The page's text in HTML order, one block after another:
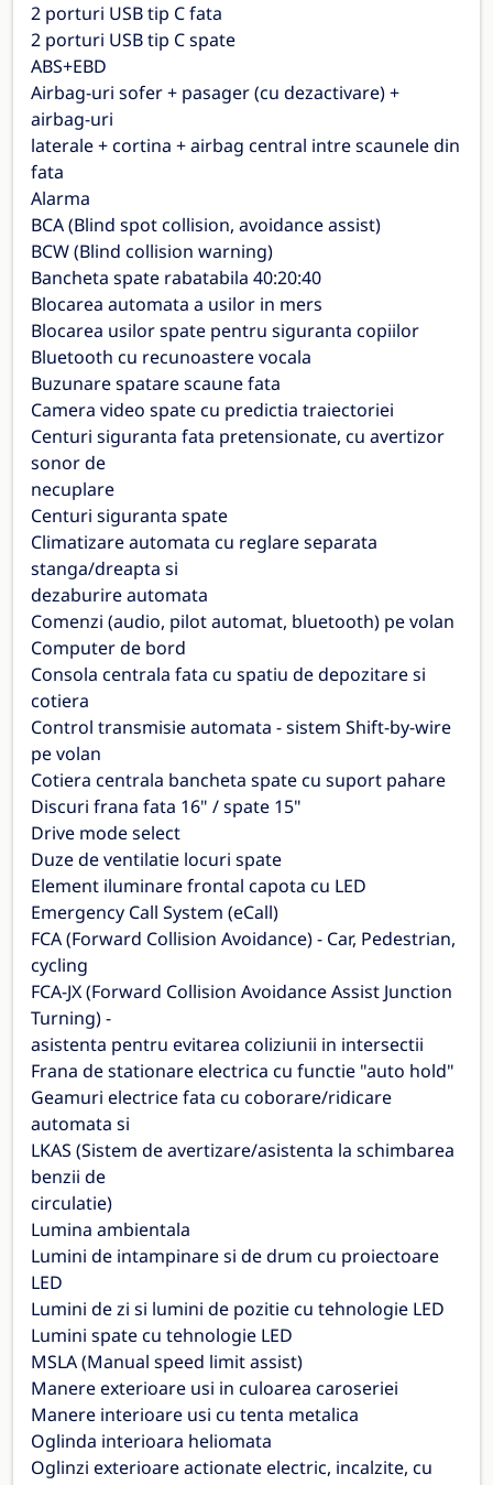
2 porturi USB tip C fata
2 porturi USB tip C spate
ABS+EBD
Airbag-uri sofer + pasager (cu dezactivare) +
airbag-uri
laterale + cortina + airbag central intre scaunele din
fata
Alarma
BCA (Blind spot collision, avoidance assist)
BCW (Blind collision warning)
Bancheta spate rabatabila 40:20:40
Blocarea automata a usilor in mers
Blocarea usilor spate pentru siguranta copiilor
Bluetooth cu recunoastere vocala
Buzunare spatare scaune fata
Camera video spate cu predictia traiectoriei
Centuri siguranta fata pretensionate, cu avertizor
sonor de
necuplare
Centuri siguranta spate
Climatizare automata cu reglare separata
stanga/dreapta si
dezaburire automata
Comenzi (audio, pilot automat, bluetooth) pe volan
Computer de bord
Consola centrala fata cu spatiu de depozitare si
cotiera
Control transmisie automata - sistem Shift-by-wire
pe volan
Cotiera centrala bancheta spate cu suport pahare
Discuri frana fata 16" / spate 15"
Drive mode select
Duze de ventilatie locuri spate
Element iluminare frontal capota cu LED
Emergency Call System (eCall)
FCA (Forward Collision Avoidance) - Car, Pedestrian,
cycling
FCA-JX (Forward Collision Avoidance Assist Junction
Turning) -
asistenta pentru evitarea coliziunii in intersectii
Frana de stationare electrica cu functie "auto hold"
Geamuri electrice fata cu coborare/ridicare
automata si
LKAS (Sistem de avertizare/asistenta la schimbarea
benzii de
circulatie)
Lumina ambientala
Lumini de intampinare si de drum cu proiectoare
LED
Lumini de zi si lumini de pozitie cu tehnologie LED
Lumini spate cu tehnologie LED
MSLA (Manual speed limit assist)
Manere exterioare usi in culoarea caroseriei
Manere interioare usi cu tenta metalica
Oglinda interioara heliomata
Oglinzi exterioare actionate electric, incalzite, cu